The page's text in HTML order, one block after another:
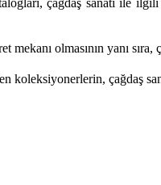
çağdaş sanatı ile
olmasının yanı
koleksiyonerlerin, çağdaş